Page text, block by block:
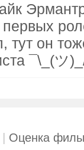
первых
тут он
¯\_(ツ
| Оценка